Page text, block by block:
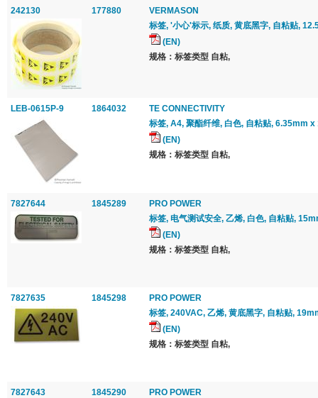
242130 177880
VERMASON
标签, '小心'标示, 纸质, 黄底黑字, 自粘贴,
(EN)
规格：标签类型 自粘,
LEB-0615P-9 1864032
TE CONNECTIVITY
标签, A4, 聚酯纤维, 白色, 自粘贴, 6.35mm
(EN)
规格：标签类型 自粘,
7827644 1845289
PRO POWER
标签, 电气测试安全, 乙烯, 白色, 自粘贴,
(EN)
规格：标签类型 自粘,
7827635 1845298
PRO POWER
标签, 240VAC, 乙烯, 黄底黑字, 自粘贴,
(EN)
规格：标签类型 自粘,
7827643 1845290
PRO POWER